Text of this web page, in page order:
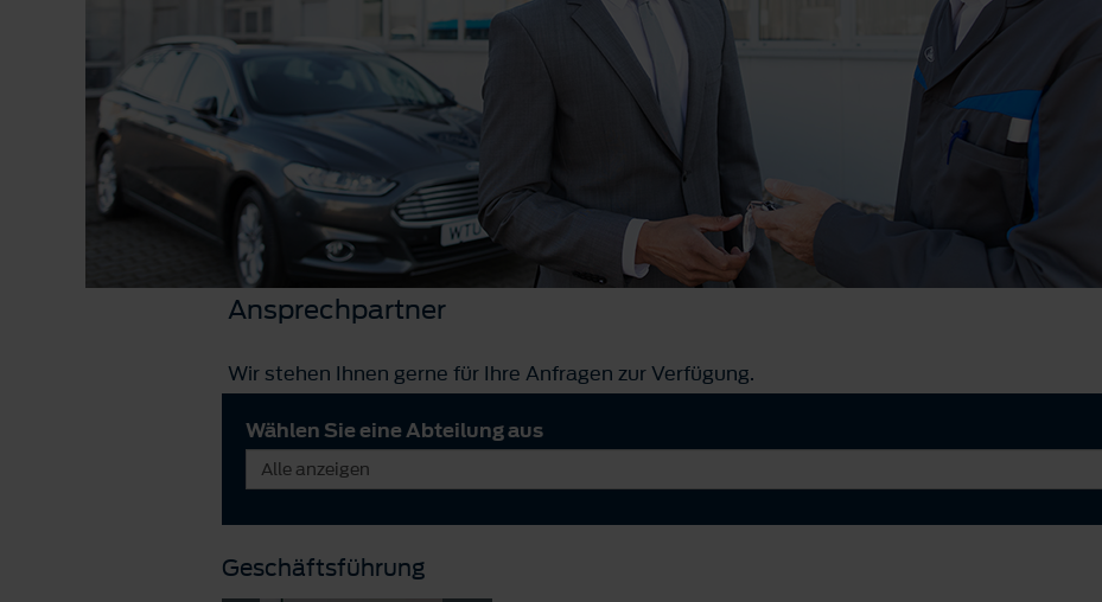
Ansprechpartner
Wir stehen Ihnen gerne für Ihre Anfragen zur Verfügung.
Wählen Sie eine Abteilung aus
Geschäftsführung